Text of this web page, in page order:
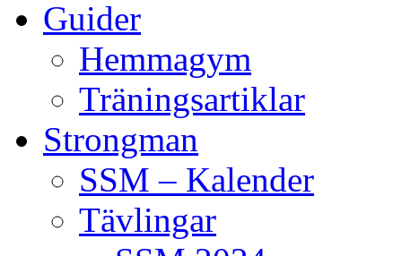
Guider
Hemmagym
Träningsartiklar
Strongman
SSM – Kalender
Tävlingar